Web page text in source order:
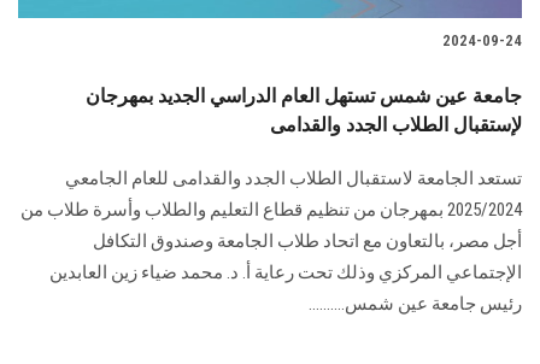
الزائـرون
سجل الان
2024-09-24
جامعة عين شمس تستهل العام الدراسي الجديد بمهرجان
لإستقبال الطلاب الجدد والقدامى
تستعد الجامعة لاستقبال الطلاب الجدد والقدامى للعام الجامعي
2025/2024 بمهرجان من تنظيم قطاع التعليم والطلاب وأسرة طلاب من
أجل مصر، بالتعاون مع اتحاد طلاب الجامعة وصندوق التكافل
الإجتماعي المركزي وذلك تحت رعاية أ. د. محمد ضياء زين العابدين
رئيس جامعة عين شمس..........